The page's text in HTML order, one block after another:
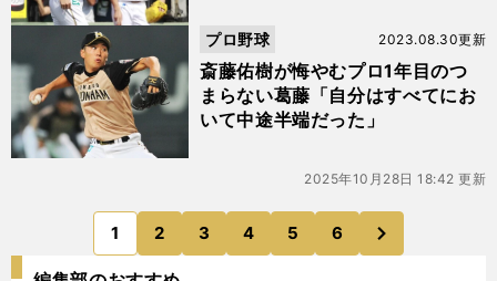
斎藤佑樹が悔やむプロ1年目のつ
まらない葛藤「自分はすべてにお
いて中途半端だった」
2023.08.30更新
プロ野球
2025年10月28日 18:42 更新
1 2 3 4 5 6
のページへ